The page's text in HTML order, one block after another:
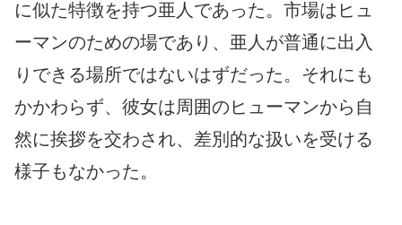
に似た特徴を持つ亜人であった。市場はヒュ
ーマンのための場であり、亜人が普通に出入
りできる場所ではないはずだった。それにも
かかわらず、彼女は周囲のヒューマンから自
然に挨拶を交わされ、差別的な扱いを受ける
様子もなかった。